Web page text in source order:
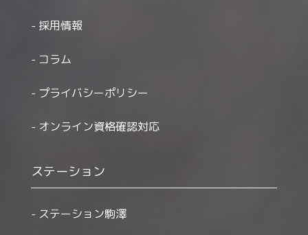
採用情報
コラム
プライバシーポリシー
オンライン資格確認対応
ステーション
ステーション駒澤